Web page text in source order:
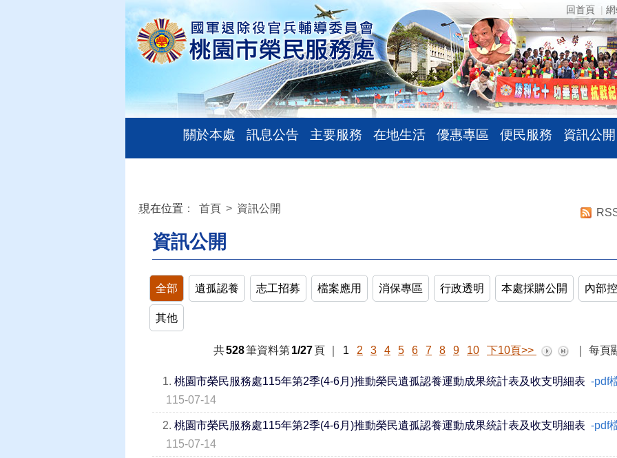
回首頁
關於本處 訊息公告 主要服務 在地生活 優惠專區 便民服務 資訊公開
:::
現在位置 ： 首頁 > 資訊公開
資訊公開
全部 遺孤認養 志工招募 檔案應用 消保專區 行政透明 本處採購公開 內部
其他
共528筆資料第1/27頁 1 2 3 4 5 6 7 8 9 10 下10頁>> 每頁
1. 桃園市榮民服務處115年第2季(4-6月)推動榮民遺孤認養運動成果統計表及收支明細表 -pdf
115-07-14
2. 桃園市榮民服務處115年第2季(4-6月)推動榮民遺孤認養運動成果統計表及收支明細表 -pdf
115-07-14